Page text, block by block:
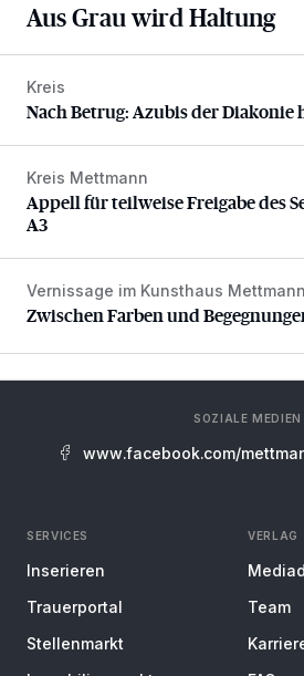
Aus Grau wird Haltung
Nach Betrug: Azubis der Diakonie
Kreis
Nach Betrug: Azubis der Diakonie
Appell für teilweise Freigabe des
Kreis Mettmann
Appell für teilweise Freigabe des
A3
Zwischen Farben und
Vernissage im Kunsthaus
Zwischen Farben und
SOZIALE MEDIEN
www.facebook.com/
SERVICES
Inserieren
Trauerportal
Stellenmarkt
VERLAG
Team